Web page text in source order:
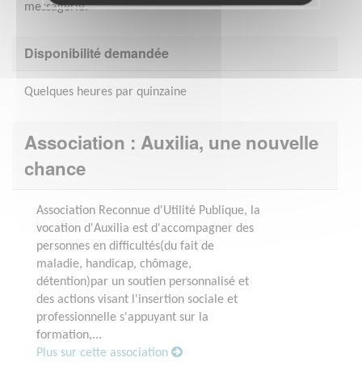
messagerie.
Disponibilité demandée
Quelques heures par quinzaine
Association : Auxilia, une nouvelle
chance
Association Reconnue d'Utilité Publique, la
vocation d'Auxilia est d'accompagner des
personnes en difficultés(du fait de
maladie, handicap, chômage,
détention)par un soutien personnalisé et
des actions visant l'insertion sociale et
professionnelle s'appuyant sur la
formation,...
Plus sur cette association